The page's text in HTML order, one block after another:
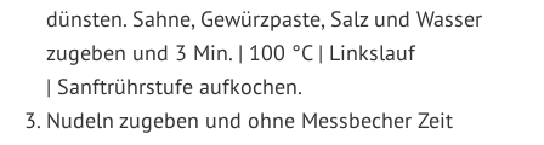
dünsten. Sahne, Gewürzpaste, Salz und Wasser
zugeben und 3 Min. | 100 °C | Linkslauf
| Sanftrührstufe aufkochen.
Nudeln zugeben und ohne Messbecher Zeit